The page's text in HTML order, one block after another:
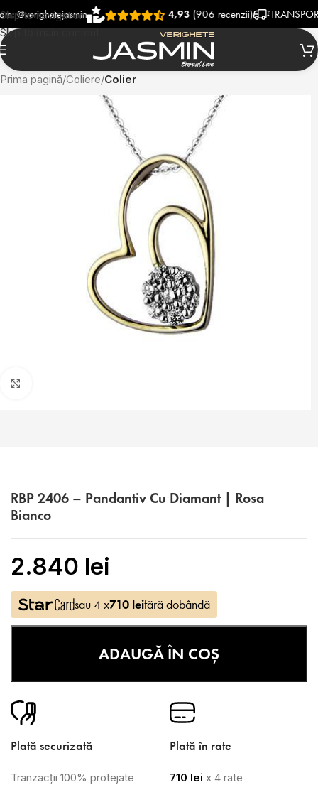
Skip to navigation
Skip to main content
4,93(906 recenzii) TRANSPORT
Prima pagină Coliere Colier
RBP 2406 – Pandantiv Cu Diamant | Rosa
Bianco
2.840 lei
sau 4 x710 leifără dobândă
ADAUGĂ ÎN COȘ
Plată securizată
Tranzacții 100% protejate
Plată în rate
710 lei x 4 rate